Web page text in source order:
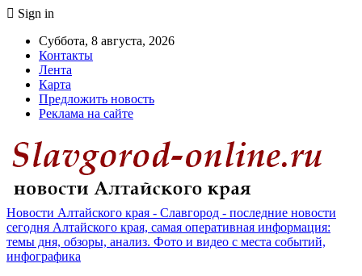
Sign in
Суббота, 8 августа, 2026
Контакты
Лента
Карта
Предложить новость
Реклама на сайте
Новости Алтайского края - Славгород - последние новости
сегодня Алтайского края, самая оперативная информация:
темы дня, обзоры, анализ. Фото и видео с места событий,
инфографика